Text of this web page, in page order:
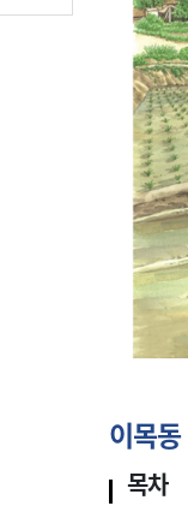
이목
목차